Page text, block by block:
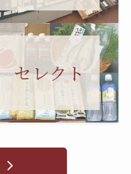
セレクト